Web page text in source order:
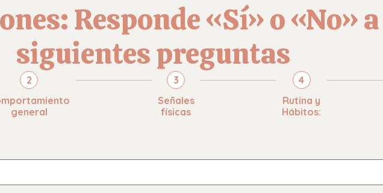
Responde «Sí» o «No»
siguientes preguntas
2
general
3
Señales
físicas
4
Rutina y
Hábitos: